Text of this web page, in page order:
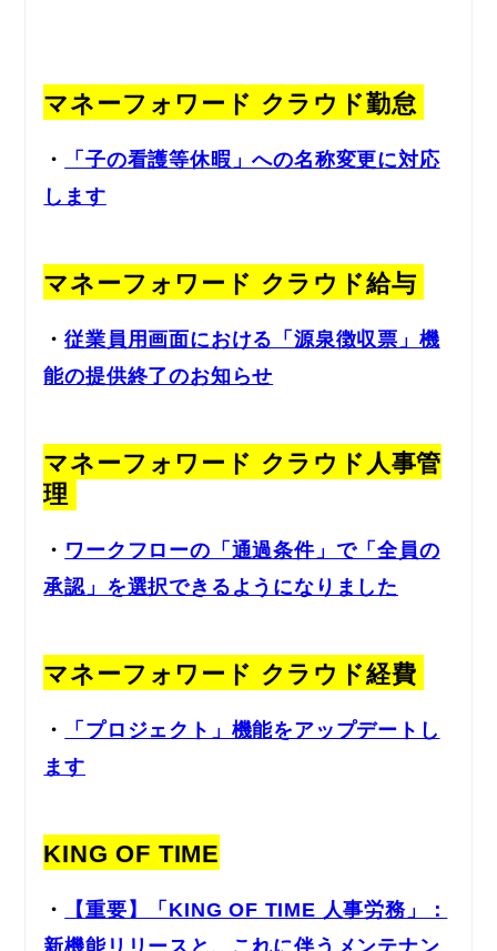
マネーフォワード クラウド勤怠
・
「子の看護等休暇」への名称変更に対応
します
マネーフォワード クラウド給与
・従業員用画面における「源泉徴収票」機
能の提供終了のお知らせ
マネーフォワード クラウド人事管
理
・ ワークフローの「通過条件」で「全員の
承認」を選択できるようになりました
マネーフォワード クラウド経費
・
「プロジェクト」機能をアップデートし
ます
KING OF TIME
・
【重要】「KING OF TIME 人事労務」：
新機能リリースと、これに伴うメンテナン